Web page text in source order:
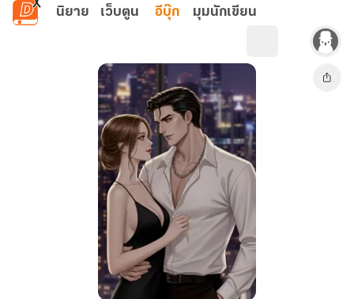
ข้ามไปยังเนื้อหาหลัก
นิยาย เว็บตูน อีบุ๊ก มุมนักเขียน